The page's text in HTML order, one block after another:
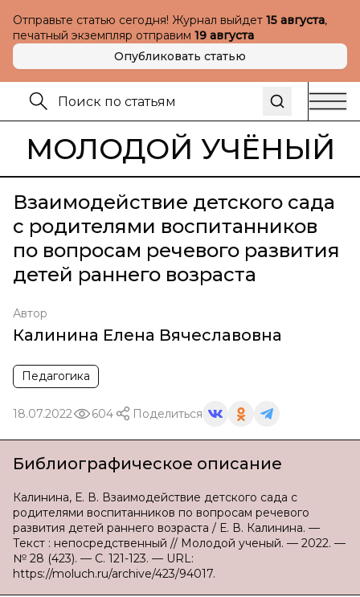
Отправьте статью сегодня! Журнал выйдет 15 августа,
печатный экземпляр отправим 19 августа
Опубликовать статью
МОЛОДОЙ УЧЁНЫЙ
Взаимодействие детского сада
с родителями воспитанников
по вопросам речевого развития
детей раннего возраста
Автор
Калинина Елена Вячеславовна
Педагогика
18.07.2022 604 Поделиться
Библиографическое описание
Калинина, Е. В. Взаимодействие детского сада с
родителями воспитанников по вопросам речевого
развития детей раннего возраста / Е. В. Калинина. —
Текст : непосредственный // Молодой ученый. — 2022. —
№ 28 (423). — С. 121-123. — URL:
https://moluch.ru/archive/423/94017.